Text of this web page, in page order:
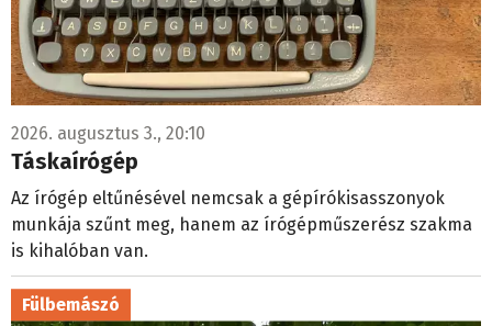
2026. augusztus 3., 20:10
Táskaírógép
Az írógép eltűnésével nemcsak a gépírókisasszonyok
munkája szűnt meg, hanem az írógépműszerész szakma
is kihalóban van.
Fülbemászó